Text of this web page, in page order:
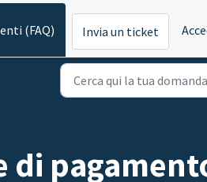
(FAQ) Invia un ticket
di